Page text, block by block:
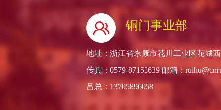
铜门事业部
地址：浙江省永康市花川工业区花城西
传真：0579-87153639 邮箱：
吕总：13705896058